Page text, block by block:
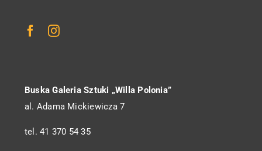
Buska Galeria Sztuki „Willa Polonia”
al. Adama Mickiewicza 7
tel. 41 370 54 35